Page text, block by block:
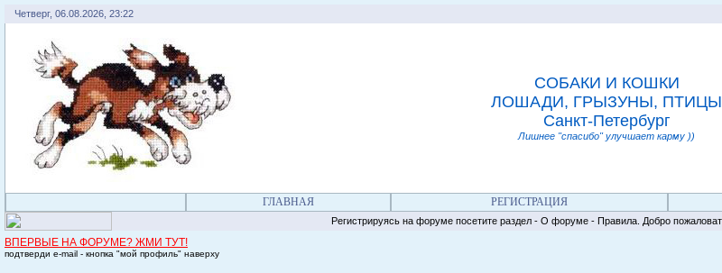
Четверг, 06.08.2026, 23:22
СОБАКИ И КОШКИ
ЛОШАДИ, ГРЫЗУНЫ, ПТИЦЫ
Санкт-Петербург
Лишнее "спасибо" улучшает карму ))
ГЛАВНАЯ РЕГИСТРАЦИЯ
Регистрируясь на форуме посетите раздел - О форуме - Правила. Добро пожаловать.
ВПЕРВЫЕ НА ФОРУМЕ? ЖМИ ТУТ!
подтверди e-mail - кнопка "мой профиль" наверху